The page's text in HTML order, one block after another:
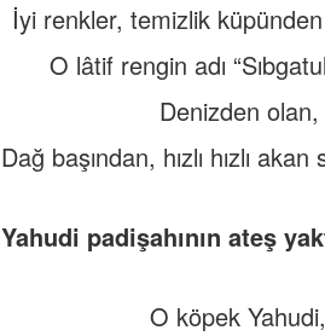
İyi renkler, temizlik
O lâtif rengin adı
Denizden
Dağ başından, hızlı hızlı
Yahudi padişahının ateş
O köpek